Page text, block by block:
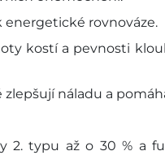
rovnováze.
kostí a pevnosti
náladu a
typu až o 30 % a